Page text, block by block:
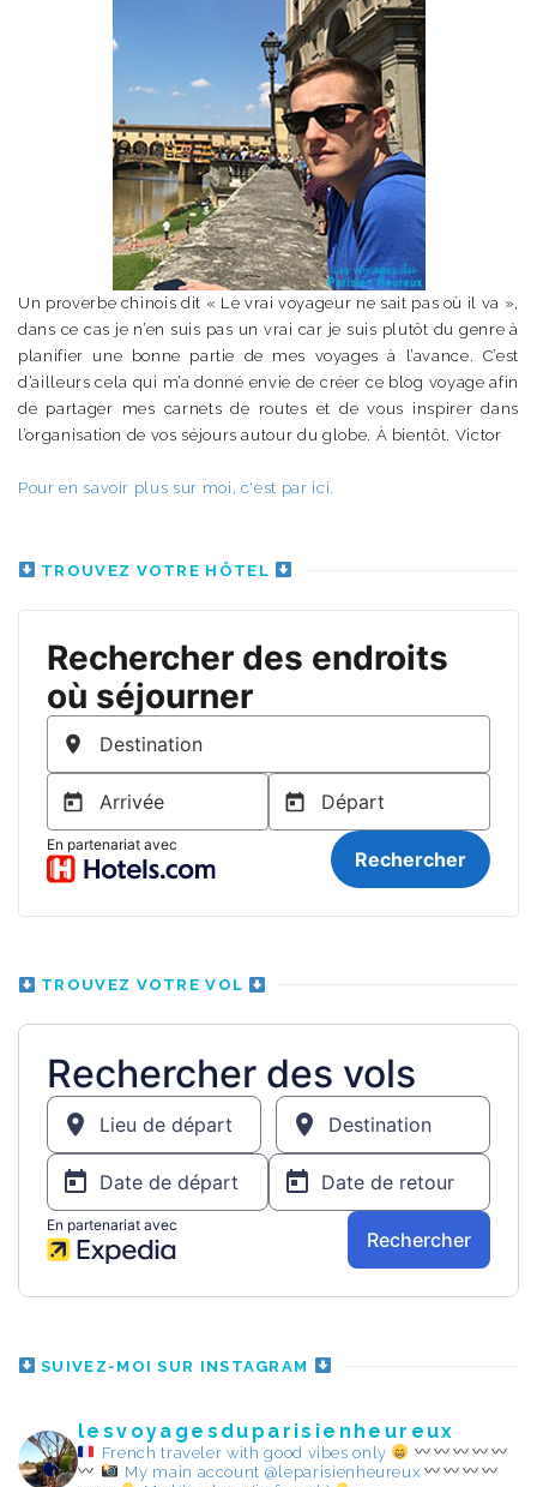
Un proverbe chinois dit « Le vrai voyageur ne sait pas où il va »,
dans ce cas je n’en suis pas un vrai car je suis plutôt du genre à
planifier une bonne partie de mes voyages à l’avance. C’est
d’ailleurs cela qui m’a donné envie de créer ce blog voyage afin
de partager mes carnets de routes et de vous inspirer dans
l’organisation de vos séjours autour du globe. À bientôt. Victor
Pour en savoir plus sur moi, c'est par ici.
TROUVEZ VOTRE HÔTEL
TROUVEZ VOTRE VOL
SUIVEZ-MOI SUR INSTAGRAM
lesvoyagesduparisienheureux
French traveler with good vibes only
My main account @leparisienheureux